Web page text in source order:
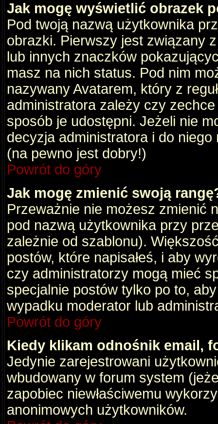
Jak mogę wyświetlić obrazek
Pod twoją nazwą użytkownika
obrazki. Pierwszy jest związany
lub innych znaczków
masz na nich status. Pod nim
nazywany Avatarem, który z
administratora zależy czy
sposób je udostępni. Jeżeli nie
decyzja administratora i do
(na pewno jest dobry!)
Powrót do góry
Jak mogę zmienić swoją
Przeważnie nie możesz zmienić
pod nazwą użytkownika przy
zależnie od szablonu).
postów, które napisałeś, i aby
czy administratorzy mogą mieć
specjalnie postów tylko po to,
wypadku moderator lub
Powrót do góry
Kiedy klikam odnośnik email,
Jedynie zarejestrowani
wbudowany w forum system
zapobiec niewłaściwemu
anonimowych użytkowników.